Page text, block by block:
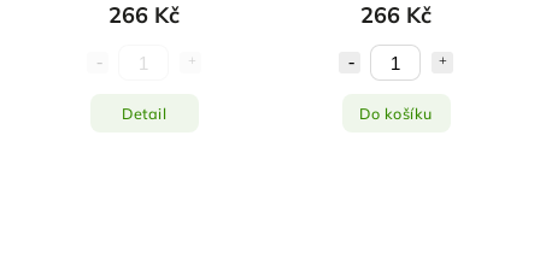
266 Kč
Detail
266 Kč
Do košíku